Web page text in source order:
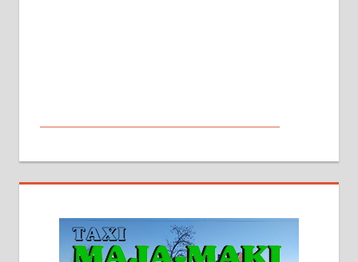
стамбене целине једна уз другу.
2х150м2, две гараже, централно
грејање на гас и дрва. Две